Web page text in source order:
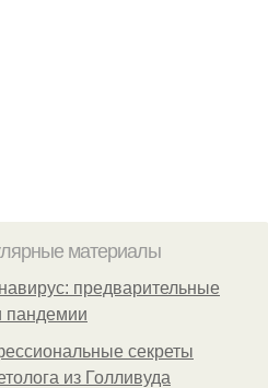
материалы
предварительные
пандемии
секреты
из Голливуда